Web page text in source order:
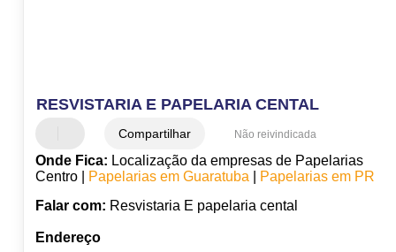
RESVISTARIA E PAPELARIA CENTAL
Compartilhar Não reivindicada
Onde Fica: Localização da empresas de Papelarias
Centro |
Papelarias em Guaratuba|
Papelarias em PR
Falar com: Resvistaria E papelaria cental
Endereço